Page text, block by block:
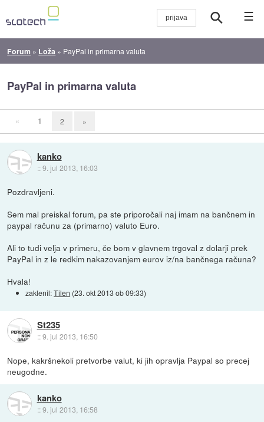
☰
Forum » Loža » PayPal in primarna valuta
PayPal in primarna valuta
« 1 2 »
kanko
::9. jul 2013, 16:03
Pozdravljeni.
Sem mal preiskal forum, pa ste priporočali naj imam na bančnem in
paypal računu za (primarno) valuto Euro.
Ali to tudi velja v primeru, če bom v glavnem trgoval z dolarji prek
PayPal in z le redkim nakazovanjem eurov iz/na bančnega računa?
Hvala!
zaklenil:Tilen (23. okt 2013 ob 09:33)
St235
::9. jul 2013, 16:50
Nope, kakršnekoli pretvorbe valut, ki jih opravlja Paypal so precej
neugodne.
kanko
::9. jul 2013, 16:58